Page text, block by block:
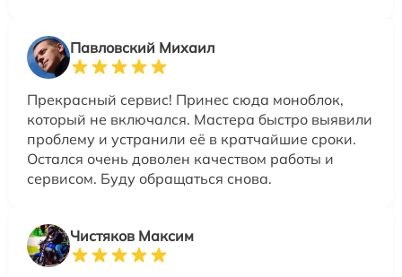
Павловский Михаил
Прекрасный сервис! Принес сюда моноблок,
который не включался. Мастера быстро выявили
проблему и устранили её в кратчайшие сроки.
Остался очень доволен качеством работы и
сервисом. Буду обращаться снова.
Чистяков Максим